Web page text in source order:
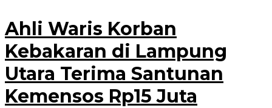
Ahli Waris Korban
Kebakaran di Lampung
Utara Terima Santunan
Kemensos Rp15 Juta